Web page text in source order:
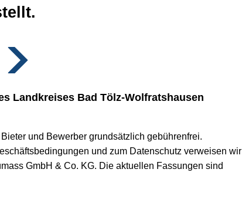
Landkreises Bad Tölz-Wolfratshausen
und Bewerber grundsätzlich gebührenfrei.
und zum Datenschutz verweisen wir
GmbH & Co. KG. Die aktuellen Fassungen sind